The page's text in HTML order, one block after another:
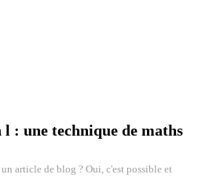
: une technique de maths
article de blog ? Oui, c'est possible et